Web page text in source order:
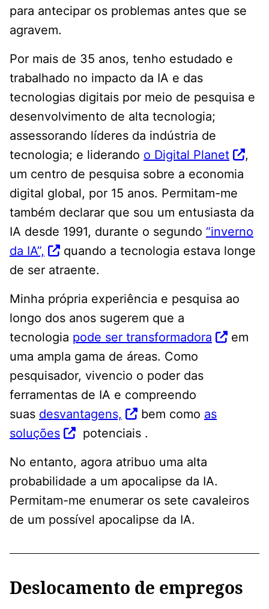
para antecipar os problemas antes que se
agravem.
Por mais de 35 anos, tenho estudado e
trabalhado no impacto da IA ​​e das
tecnologias digitais por meio de pesquisa e
desenvolvimento de alta tecnologia;
assessorando líderes da indústria de
tecnologia; e liderando o Digital Planet
,
um centro de pesquisa sobre a economia
digital global, por 15 anos. Permitam-me
também declarar que sou um entusiasta da
IA ​​desde 1991, durante o segundo “inverno
da IA”,
quando a tecnologia estava longe
de ser atraente.
Minha própria experiência e pesquisa ao
longo dos anos sugerem que a
tecnologia pode ser transformadora
em
uma ampla gama de áreas. Como
pesquisador, vivencio o poder das
ferramentas de IA e compreendo
suas desvantagens, bem como as
soluções
potenciais .
No entanto, agora atribuo uma alta
probabilidade a um apocalipse da IA.
Permitam-me enumerar os sete cavaleiros
de um possível apocalipse da IA.
Deslocamento de empregos